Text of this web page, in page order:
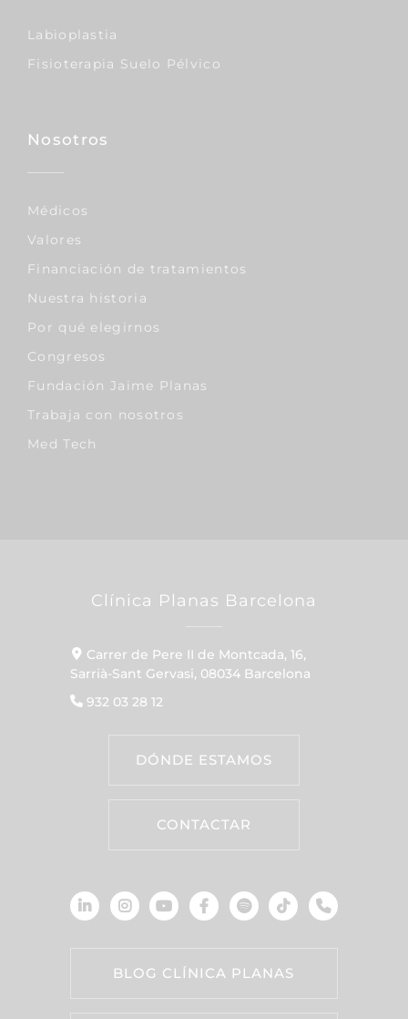
Labioplastia
Fisioterapia Suelo Pélvico
Nosotros
Médicos
Valores
Financiación de tratamientos
Nuestra historia
Por qué elegirnos
Congresos
Fundación Jaime Planas
Trabaja con nosotros
Med Tech
Clínica Planas Barcelona
Carrer de Pere II de Montcada, 16,
Sarrià-Sant Gervasi, 08034 Barcelona
932 03 28 12
DÓNDE ESTAMOS
CONTACTAR
BLOG CLÍNICA PLANAS